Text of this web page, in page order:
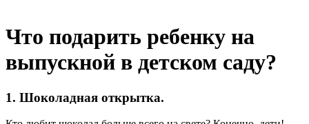
Что подарить ребенку на
выпускной в детском саду?
1.​ Шоколадная открытка.